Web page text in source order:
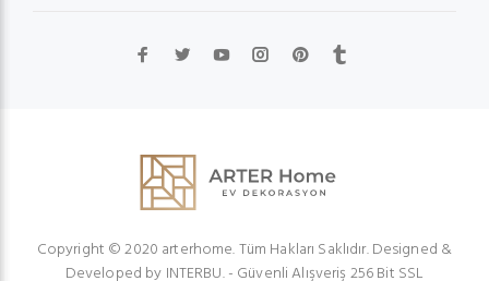
Copyright © 2020 arterhome. Tüm Hakları Saklıdır. Designed &
Developed by INTERBU.- Güvenli Alışveriş 256 Bit SSL